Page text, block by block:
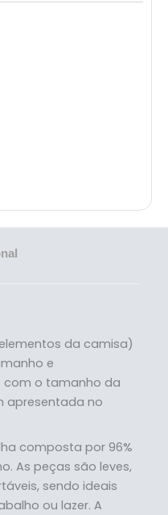
da camisa)
e
com o tamanho da
apresentada no
composta por 96%
As peças são leves,
sendo ideais
ou lazer. A